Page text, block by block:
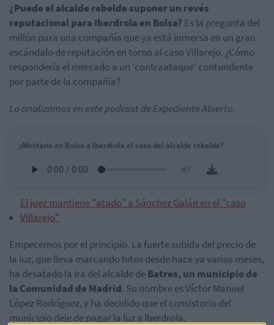
¿Puede el alcalde rebelde suponer un revés
reputacional para Iberdrola en Bolsa? Es la pregunta del
millón para una compañía que ya está inmersa en un gran
escándalo de reputación en torno al caso Villarejo. ¿Cómo
respondería el mercado a un 'contraataque' contundente
por parte de la compañía?
Lo analizamos en este podcast de Expediente Abierto.
¿Afectaría en Bolsa a Iberdrola el caso del alcalde rebelde?
El juez mantiene "atado" a Sánchez Galán en el "caso
Villarejo"
Empecemos por el principio. La fuerte subida del precio de
la luz, que lleva marcando hitos desde hace ya varios meses,
ha desatado la ira del alcalde deBatres, un municipio de
la Comunidad de Madrid. Su nombre es Víctor Manuel
López Rodríguez, y ha decidido que el consistorio del
municipio deje de pagar la luz a Iberdrola.